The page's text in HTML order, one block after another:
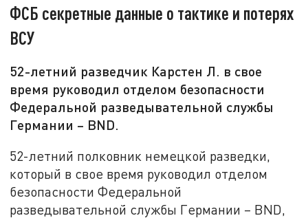
ФСБ секретные данные о тактике и потерях
ВСУ
52-летний разведчик Карстен Л. в свое
время руководил отделом безопасности
Федеральной разведывательной службы
Германии – BND.
52-летний полковник немецкой разведки,
который в свое время руководил отделом
безопасности Федеральной
разведывательной службы Германии – BND,